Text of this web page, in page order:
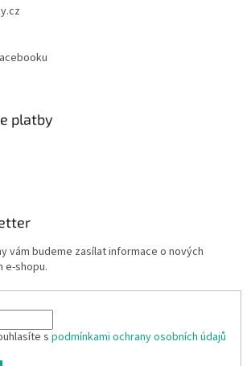
platby
vám budeme zasílat informace o nových
e-shopu.
s podmínkami ochrany osobních údajů